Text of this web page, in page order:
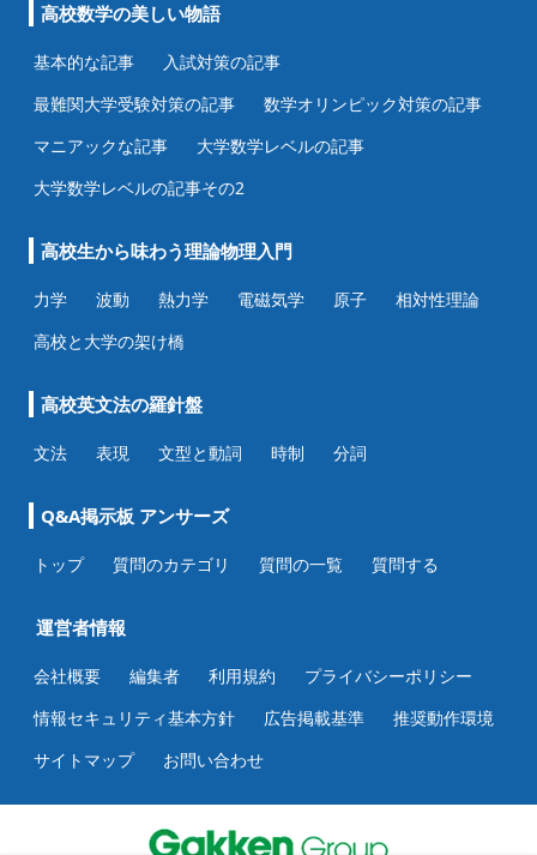
高校数学の美しい物語
基本的な記事
入試対策の記事
最難関大学受験対策の記事
数学オリンピック対策の記事
マニアックな記事
大学数学レベルの記事
大学数学レベルの記事その2
高校生から味わう理論物理入門
力学 波動 熱力学 電磁気学 原子
相対性理論
高校と大学の架け橋
高校英文法の羅針盤
文法 表現 文型と動詞 時制 分詞
Q&A掲示板 アンサーズ
トップ 質問のカテゴリ 質問の一覧 質問する
運営者情報
会社概要 編集者 利用規約
プライバシーポリシー
情報セキュリティ基本方針
広告掲載基準
推奨動作環境
サイトマップ
お問い合わせ